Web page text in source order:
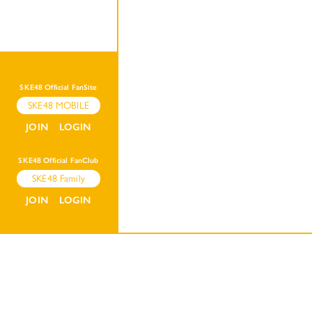
SKE48 Official FanSite
SKE48 MOBILE
JOIN
LOGIN
SKE48 Official FanClub
SKE48 Family
JOIN
LOGIN